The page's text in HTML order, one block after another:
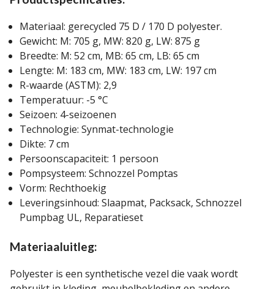
Materiaal: gerecycled 75 D / 170 D polyester.
Gewicht: M: 705 g, MW: 820 g, LW: 875 g
Breedte: M: 52 cm, MB: 65 cm, LB: 65 cm
Lengte: M: 183 cm, MW: 183 cm, LW: 197 cm
R-waarde (ASTM): 2,9
Temperatuur: -5 °C
Seizoen: 4-seizoenen
Technologie: Synmat-technologie
Dikte: 7 cm
Persoonscapaciteit: 1 persoon
Pompsysteem: Schnozzel Pomptas
Vorm: Rechthoekig
Leveringsinhoud: Slaapmat, Packsack, Schnozzel
Pumpbag UL, Reparatieset
Materiaaluitleg:
Polyester is een synthetische vezel die vaak wordt